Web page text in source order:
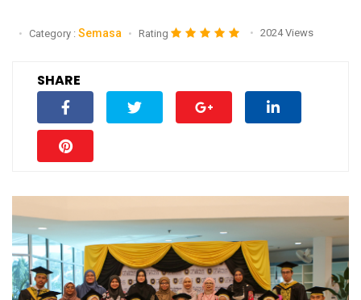
Category : Semasa Rating 2024 Views
SHARE